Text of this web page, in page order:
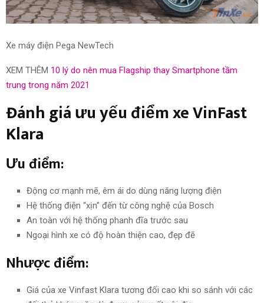
Xe máy điện Pega NewTech
XEM THÊM 10 lý do nên mua Flagship thay Smartphone tầm
trung trong năm 2021
Đánh giáưuyếu điểmxe VinFast
Klara
Ưu điểm:
Động cơ mạnh mẽ, êm ái do dùng năng lượng điện
Hệ thống điện “xịn” đến từ công nghệ của Bosch
An toàn với hệ thống phanh đĩa trước sau
Ngoại hình xe có độ hoàn thiện cao, đẹp đẽ
Nhược điểm:
Giá của xe Vinfast Klara tương đối cao khi so sánh với các